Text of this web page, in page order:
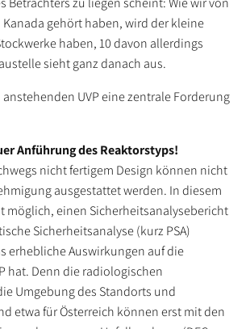
gehört haben, wird der kleine
haben, 10 davon allerdings
sieht ganz danach aus.
UVP eine zentrale Forderung
Anführung des Reaktorstyps!
nicht fertigem Design können nicht
ausgestattet werden. In diesem
möglich, einen Sicherheitsanalysebericht
Sicherheitsanalyse (kurz PSA)
erhebliche Auswirkungen auf die
hat. Denn die radiologischen
Umgebung des Standorts und
etwa für Österreich können erst mit den